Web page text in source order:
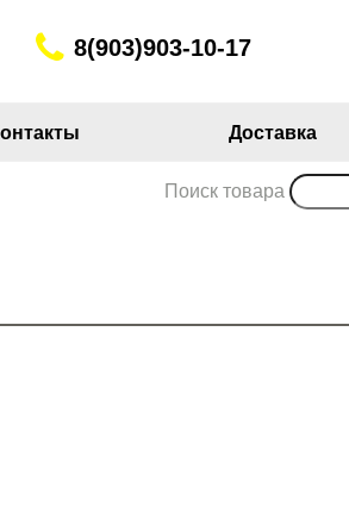
8(903)903-10-17
Доставка
Поиск товара